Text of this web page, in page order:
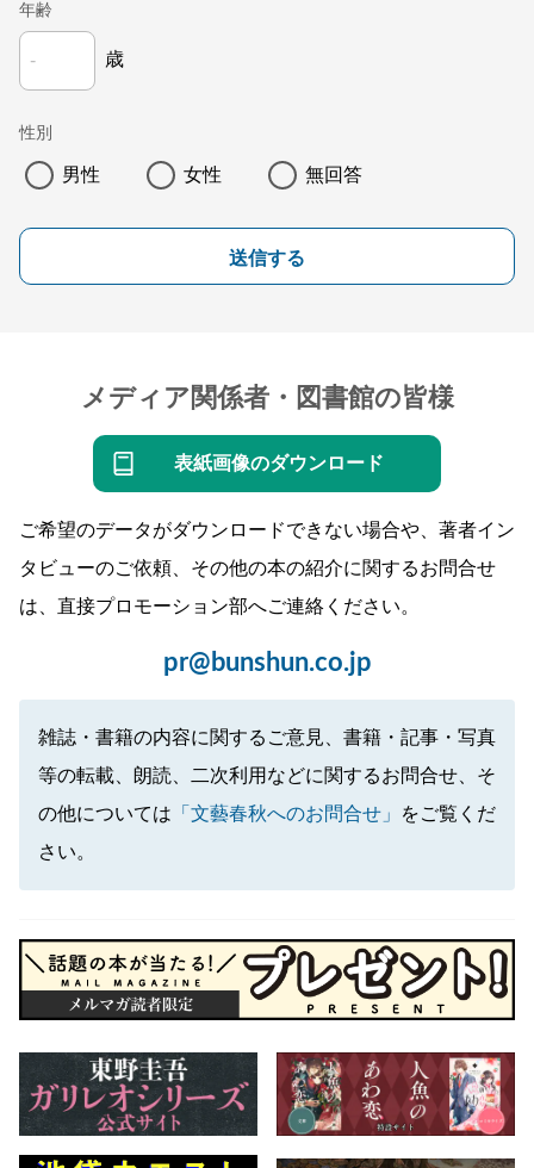
年齢
歳
性別
男性 女性 無回答
送信する
メディア関係者・図書館の皆様
表紙画像のダウンロード
ご希望のデータがダウンロードできない場合や、著者イン
タビューのご依頼、その他の本の紹介に関するお問合せ
は、直接プロモーション部へご連絡ください。
pr@bunshun.co.jp
雑誌・書籍の内容に関するご意見、書籍・記事・写真
等の転載、朗読、二次利用などに関するお問合せ、そ
の他については 「文藝春秋へのお問合せ」
をご覧くだ
さい。